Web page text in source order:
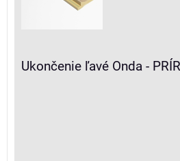
Ukončenie ľavé Onda -